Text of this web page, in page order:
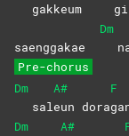
gakkeum
saenggakae
Dm
Pre-chorus
Dm
sal
A#
eun dora
F
Dm
A#